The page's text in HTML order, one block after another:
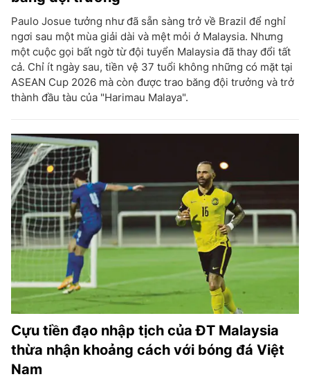
Paulo Josue tưởng như đã sẵn sàng trở về Brazil để nghỉ
ngơi sau một mùa giải dài và mệt mỏi ở Malaysia. Nhưng
một cuộc gọi bất ngờ từ đội tuyển Malaysia đã thay đổi tất
cả. Chỉ ít ngày sau, tiền vệ 37 tuổi không những có mặt tại
ASEAN Cup 2026 mà còn được trao băng đội trưởng và trở
thành đầu tàu của "Harimau Malaya".
Cựu tiền đạo nhập tịch của ĐT Malaysia
thừa nhận khoảng cách với bóng đá Việt
Nam